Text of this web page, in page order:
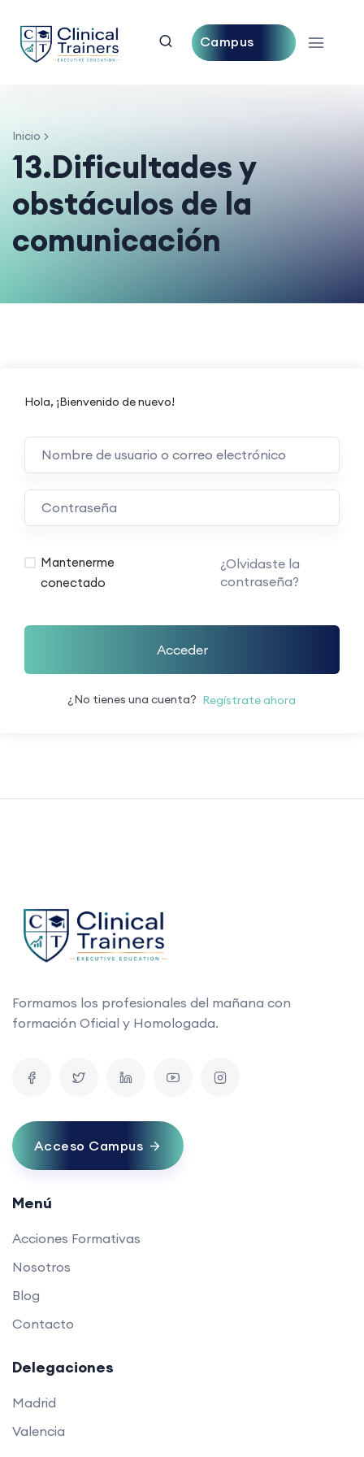
Campus
Inicio
13.Dificultades y
obstáculos de la
comunicación
Hola, ¡Bienvenido de nuevo!
Mantenerme
conectado
¿Olvidaste la
contraseña?
Acceder
¿No tienes una cuenta? Regístrate ahora
Formamos los profesionales del mañana con
formación Oficial y Homologada.
Acceso Campus
Menú
Acciones Formativas
Nosotros
Blog
Contacto
Delegaciones
Madrid
Valencia